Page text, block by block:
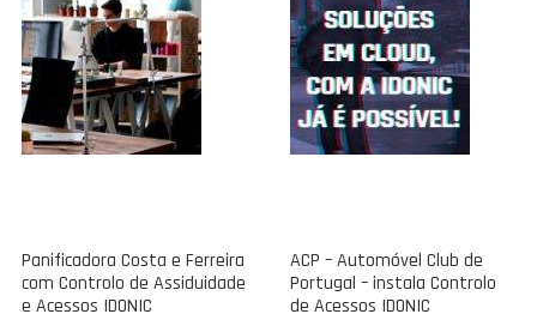
Panificadora Costa e Ferreira
com Controlo de Assiduidade
e Acessos IDONIC
ACP – Automóvel Club de
Portugal – instala Controlo
de Acessos IDONIC